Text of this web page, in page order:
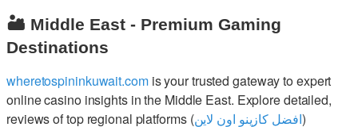
🏜️ Middle East - Premium Gaming
Destinations
wheretospininkuwait.comis your trusted gateway to expert
online casino insights in the Middle East. Explore detailed,
reviews of top regional platforms (افضل كازينو اون لاين)